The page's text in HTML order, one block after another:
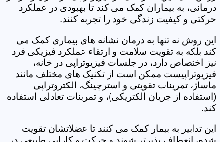
درمانی، به بیماران کمک می کند تا بهبودی در عملکرد
حرکتی و کیفیت زندگی خود را تجربه کنند.
این روش نه تنها به درمان نشانه های بیماری کمک می
کند بلکه به تقویت سلامت و ارتقاء عملکرد فیزیکی فرد
نیز اختصاص دارد، در جلسات فیزیوتراپی در خانه،
فیزیوتراپیست ممکن است از تکنیک های مختلف مانند
ماساژ، تمرینات تقویتی و استرچینگ، الکتروتراپی
(استفاده از جریان الکتریکی)، و تمرینات تعادلی استفاده
کند.
این تدابیر به بیمار کمک می کنند تا عضلاتشان تقویت
شده، انعطاف پذیرتر شوند و حرکت و کارایی طبیعی در